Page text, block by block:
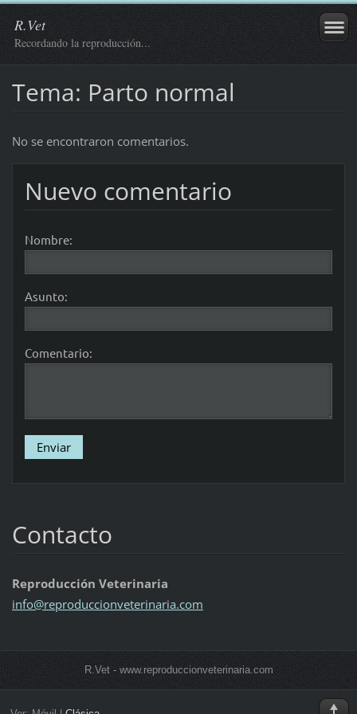
R.Vet
Recordando la reproducción...
Tema: Parto normal
No se encontraron comentarios.
Nuevo comentario
Nombre:
Asunto:
Comentario:
Contacto
Reproducción Veterinaria
info@reproduccionveterinaria.com
R.Vet - www.reproduccionveterinaria.com